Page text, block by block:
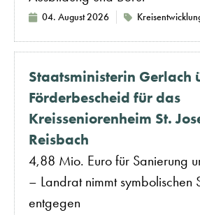
04. August 2026
Staatsministerin Gerlach
Förderbescheid für das
Kreisseniorenheim St.
Reisbach
4,88 Mio. Euro für Sanierung
– Landrat nimmt symbolischen Scheck
entgegen